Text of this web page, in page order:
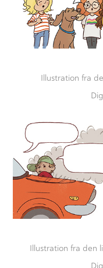
Illustration fra
Illustration fra den